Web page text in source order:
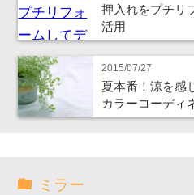
押入れをプチリ
活用
2015/07/27
夏本番！涼を感
カラーコーディ
ミラー